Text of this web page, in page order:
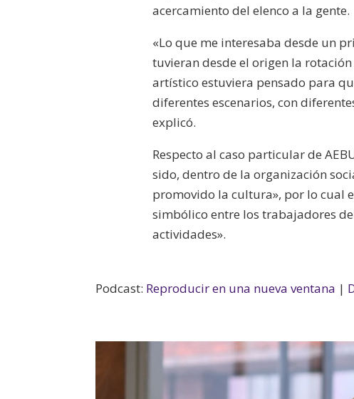
acercamiento del elenco a la gente.
«Lo que me interesaba desde un
tuvieran desde el origen la
artístico estuviera pensado para
diferentes escenarios, con
explicó.
Respecto al caso particular de
sido, dentro de la organización
promovido la cultura», por lo cual
simbólico entre los trabajadores
actividades».
Podcast: Reproducir en una nueva ventana |